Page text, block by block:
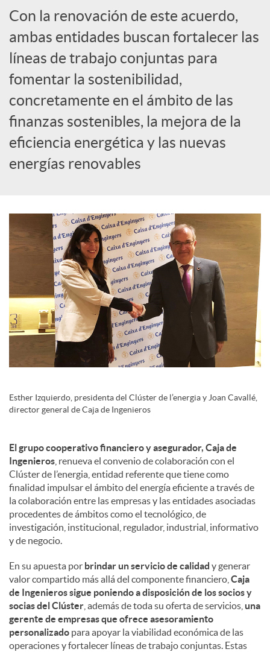
s
S
o
c
i
a
l
e
s
Con la renovación de este acuerdo,
ambas entidades buscan fortalecer las
líneas de trabajo conjuntas para
fomentar la sostenibilidad,
concretamente en el ámbito de las
finanzas sostenibles, la mejora de la
eficiencia energética y las nuevas
energías renovables
Esther Izquierdo, presidenta del Clúster de l’energia y Joan Cavallé,
director general de Caja de Ingenieros
El grupo cooperativo financiero y asegurador, Caja de
Ingenieros , renueva el convenio de colaboración con el
Clúster de l’energia, entidad referente que tiene como
finalidad impulsar el ámbito del energía eficiente a través de
la colaboración entre las empresas y las entidades asociadas
procedentes de ámbitos como el tecnológico, de
investigación, institucional, regulador, industrial, informativo
y de negocio.
En su apuesta por brindar un servicio de calidad y generar
valor compartido más allá del componente financiero, Caja
de Ingenieros sigue poniendo a disposición de los socios y
socias del Clúster , además de toda su oferta de servicios, una
gerente de empresas que ofrece asesoramiento
personalizado para apoyar la viabilidad económica de las
operaciones y fortalecer líneas de trabajo conjuntas. Estas